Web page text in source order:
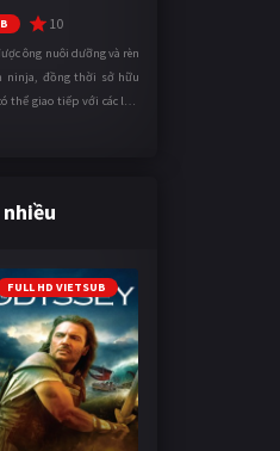
10
ông nuôi dưỡng và rèn
ninja, đồng thời sở hữu
thể giao tiếp với các loài
FULL HD VIETSUB